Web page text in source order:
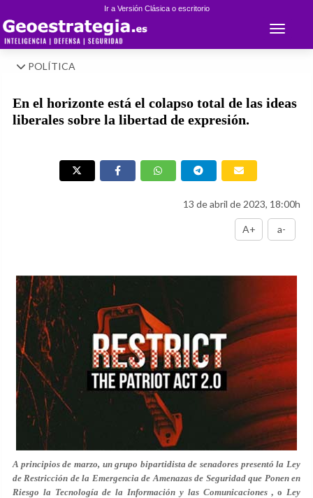
Ir a Versión Clásica o escritorio
Toggle
POLÍTICA
En el horizonte está el colapso total de las ideas
liberales sobre la libertad de expresión.
13 de abril de 2023, 18:00h
A+ a-
A principios de marzo, un grupo bipartidista de senadores presentó la Ley
de Restricción de la Emergencia de Amenazas de Seguridad que Ponen en
Riesgo la Tecnología de la Información y las Comunicaciones, oLey